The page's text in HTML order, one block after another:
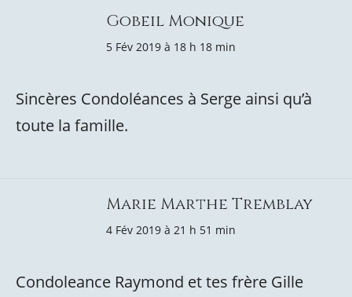
Gobeil Monique
5 Fév 2019 à 18 h 18 min
Sincères Condoléances à Serge ainsi qu’à
toute la famille.
Marie Marthe Tremblay
4 Fév 2019 à 21 h 51 min
Condoleance Raymond et tes frère Gille